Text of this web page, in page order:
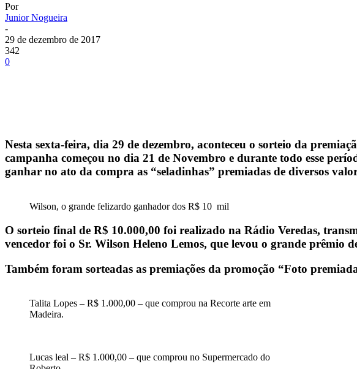
Por
Junior Nogueira
-
29 de dezembro de 2017
342
0
Nesta sexta-feira, dia 29 de dezembro, aconteceu o sorteio da
campanha começou no dia 21 de Novembro e durante todo esse
ganhar no ato da compra as “seladinhas” premiadas de diversos
Wilson, o grande felizardo ganhador dos R$ 10 mil
O sorteio final de R$ 10.000,00 foi realizado na Rádio Veredas,
vencedor foi o Sr. Wilson Heleno Lemos, que levou o grande prêmio
Também foram sorteadas as premiações da promoção “Foto
Talita Lopes – R$ 1.000,00 – que comprou na Recorte arte em
Madeira.
Lucas leal – R$ 1.000,00 – que comprou no Supermercado do